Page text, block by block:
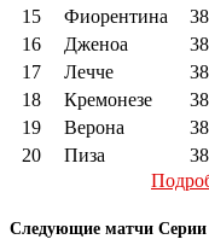
15
Фиорентина 38
16
Дженоа 38
17
Лечче 38
18
Кремонезе 38
19
Верона 38
20
Пиза 38
Следующие матчи